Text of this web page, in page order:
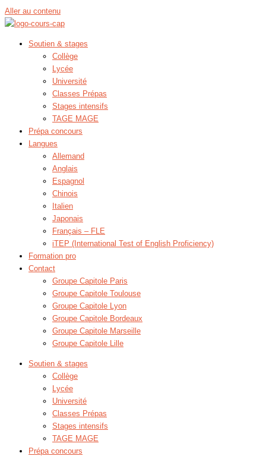
Aller au contenu
Soutien & stages
Collège
Lycée
Université
Classes Prépas
Stages intensifs
TAGE MAGE
Prépa concours
Langues
Allemand
Anglais
Espagnol
Chinois
Italien
Japonais
Français – FLE
iTEP (International Test of English Proficiency)
Formation pro
Contact
Groupe Capitole Paris
Groupe Capitole Toulouse
Groupe Capitole Lyon
Groupe Capitole Bordeaux
Groupe Capitole Marseille
Groupe Capitole Lille
Soutien & stages
Collège
Lycée
Université
Classes Prépas
Stages intensifs
TAGE MAGE
Prépa concours